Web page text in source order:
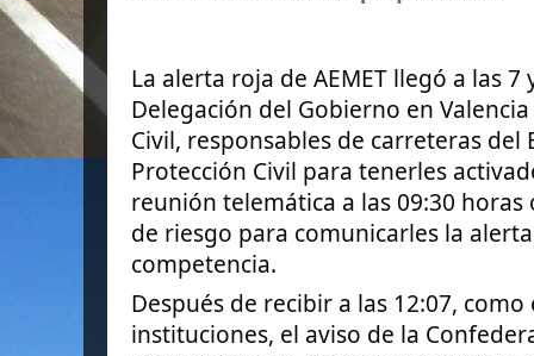
La alerta roja de AEMET llegó a las
Delegación del Gobierno en
Civil, responsables de carreteras del
Protección Civil para tenerles
reunión telemática a las 09:30 horas
de riesgo para comunicarles la
competencia.
Después de recibir a las 12:07,
instituciones, el aviso de la